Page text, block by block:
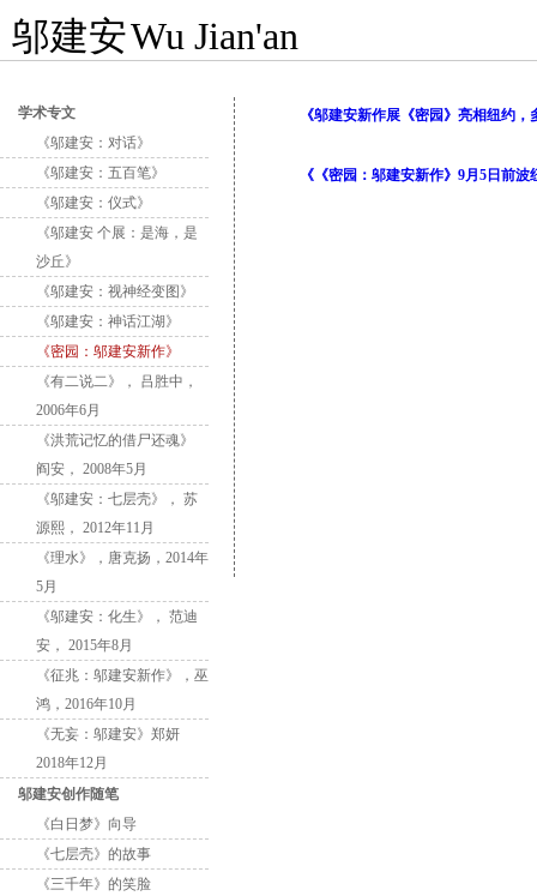
邬建安Wu Jian'an
学术专文
《邬建安：对话》
《邬建安：五百笔》
《邬建安：仪式》
《邬建安 个展：是海，是
沙丘》
《邬建安：视神经变图》
《邬建安：神话江湖》
《密园：邬建安新作》
《有二说二》， 吕胜中，
2006年6月
《洪荒记忆的借尸还魂》
阎安， 2008年5月
《邬建安：七层壳》， 苏
源熙， 2012年11月
《理水》，唐克扬，2014年
5月
《邬建安：化生》， 范迪
安， 2015年8月
《征兆：邬建安新作》，巫
鸿，2016年10月
《无妄：邬建安》郑妍
2018年12月
邬建安创作随笔
《白日梦》向导
《七层壳》的故事
《三千年》的笑脸
《邬建安新作展《密园》亮相纽约
《《密园：邬建安新作》9月5日前